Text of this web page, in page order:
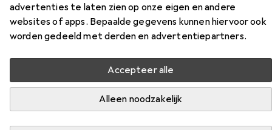
advertenties te laten zien op onze eigen en andere
websites of apps. Bepaalde gegevens kunnen hiervoor ook
worden gedeeld met derden en advertentiepartners.
Accepteer alle
Alleen noodzakelijk
schuifmaat uit de categorieën Batterijen en Meter.
Relevantie